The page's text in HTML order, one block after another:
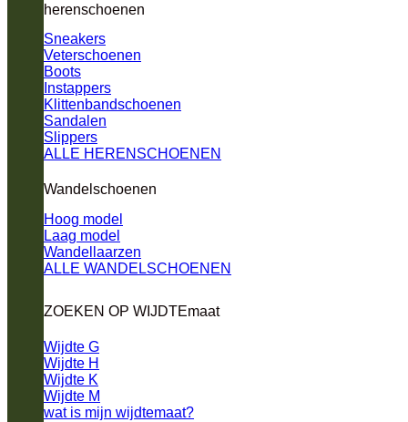
herenschoenen
Sneakers
Veterschoenen
Boots
Instappers
Klittenbandschoenen
Sandalen
Slippers
ALLE HERENSCHOENEN
Wandelschoenen
Hoog model
Laag model
Wandellaarzen
ALLE WANDELSCHOENEN
ZOEKEN OP WIJDTEmaat
Wijdte G
Wijdte H
Wijdte K
Wijdte M
wat is mijn wijdtemaat?